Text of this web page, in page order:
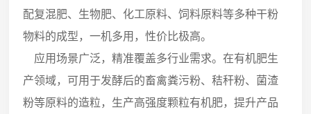
配复混肥、生物肥、化工原料、饲料原料等多种干粉
物料的成型，一机多用，性价比极高。
应用场景广泛，精准覆盖多行业需求。在有机肥生
产领域，可用于发酵后的畜禽粪污粉、秸秆粉、菌渣
粉等原料的造粒，生产高强度颗粒有机肥，提升产品